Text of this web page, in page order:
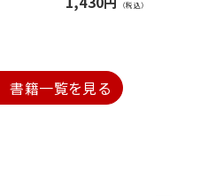
（税込）
書籍一覧を見る